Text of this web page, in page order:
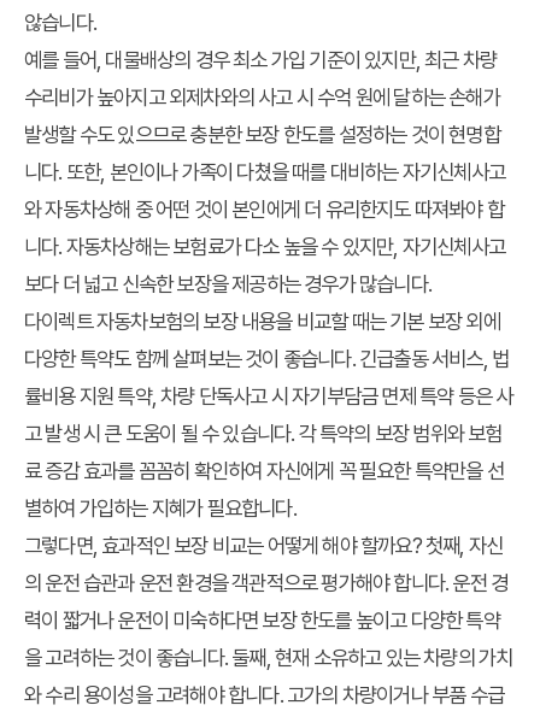
않습니다.
예를 들어, 대물배상의 경우 최소 가입 기준이 있지만, 최근 차량
수리비가 높아지고 외제차와의 사고 시 수억 원에 달하는 손해가
발생할 수도 있으므로 충분한 보장 한도를 설정하는 것이 현명합
니다. 또한, 본인이나 가족이 다쳤을 때를 대비하는 자기신체사고
와 자동차상해 중 어떤 것이 본인에게 더 유리한지도 따져봐야 합
니다. 자동차상해는 보험료가 다소 높을 수 있지만, 자기신체사고
보다 더 넓고 신속한 보장을 제공하는 경우가 많습니다.
다이렉트 자동차보험의 보장 내용을 비교할 때는 기본 보장 외에
다양한 특약도 함께 살펴보는 것이 좋습니다. 긴급출동 서비스, 법
률비용 지원 특약, 차량 단독사고 시 자기부담금 면제 특약 등은 사
고 발생 시 큰 도움이 될 수 있습니다. 각 특약의 보장 범위와 보험
료 증감 효과를 꼼꼼히 확인하여 자신에게 꼭 필요한 특약만을 선
별하여 가입하는 지혜가 필요합니다.
그렇다면, 효과적인 보장 비교는 어떻게 해야 할까요? 첫째, 자신
의 운전 습관과 운전 환경을 객관적으로 평가해야 합니다. 운전 경
력이 짧거나 운전이 미숙하다면 보장 한도를 높이고 다양한 특약
을 고려하는 것이 좋습니다. 둘째, 현재 소유하고 있는 차량의 가치
와 수리 용이성을 고려해야 합니다. 고가의 차량이거나 부품 수급